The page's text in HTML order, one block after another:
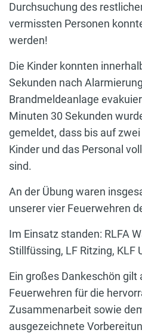
Durchsuchung des
vermissten Personen
werden!
Die Kinder konnten
Sekunden nach
Brandmeldeanlage
Minuten 30 Sekunden
gemeldet, dass bis auf
Kinder und das Personal
sind.
An der Übung waren
unserer vier Feuerwehren
Im Einsatz standen: RLFA
Stillfüssing, LF Ritzing, KLF
Ein großes Dankeschön gilt
Feuerwehren für die
Zusammenarbeit sowie
ausgezeichnete